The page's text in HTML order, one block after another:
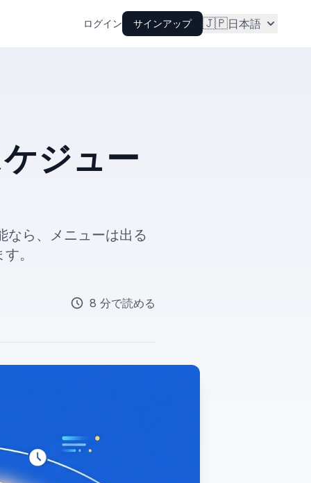
ログイン サインアップ 🇯🇵日本語
ジュー
なら、メニューは出る
。
8 分で読める